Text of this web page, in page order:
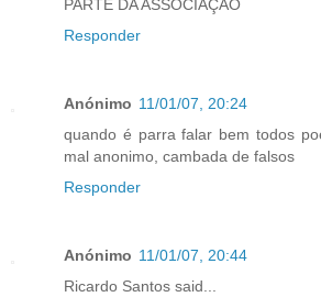
PARTE DA ASSOCIAÇÃO
Responder
Anónimo 11/01/07, 20:24
quando é parra falar bem todos
mal anonimo, cambada de falsos
Responder
Anónimo 11/01/07, 20:44
Ricardo Santos said...